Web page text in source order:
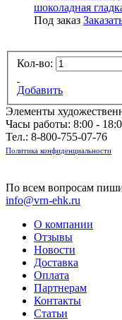
шоколадная
Под заказ
Кол-во:
Добавить
Элементы
Часы работы: 8:00 -
Тел.: 8-800-755-07-76
Политика конфиденциальности
По всем вопросам
info@vrn-ehk.ru
О компании
Отзывы
Новости
Доставка
Оплата
Партнерам
Контакты
Статьи